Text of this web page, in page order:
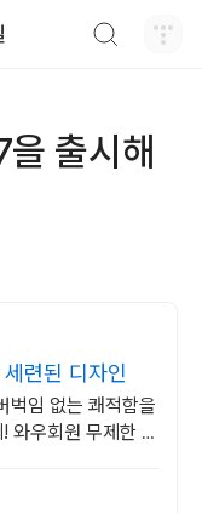
출시해
련된 디자인
벅임 없는 쾌적함을
와우회원 무제한 무